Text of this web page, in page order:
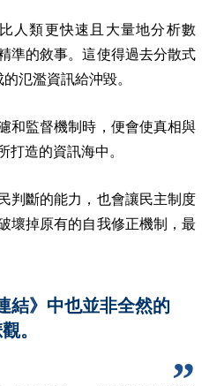
人類更快速且大量地分析數
準的敘事。這使得過去分散式
氾濫資訊給沖毀。
和監督機制時，便會使真相與
打造的資訊海中。
判斷的能力，也會讓民主制度
壞掉原有的自我修正機制，最
結》中也並非全然的
。